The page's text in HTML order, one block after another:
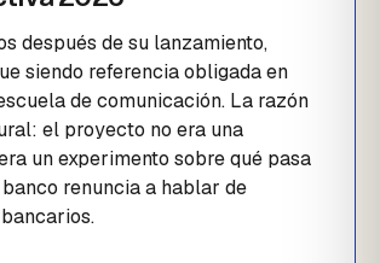
después de su lanzamiento,
siendo referencia obligada en
de comunicación. La razón
el proyecto no era una
un experimento sobre qué pasa
renuncia a hablar de